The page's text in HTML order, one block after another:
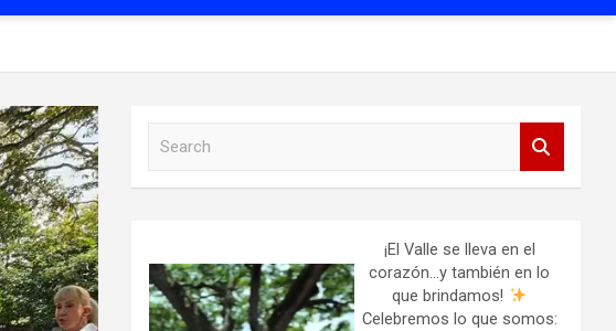
¡El Valle se lleva en el
corazón…y también en lo
que brindamos!
Celebremos lo que somos: